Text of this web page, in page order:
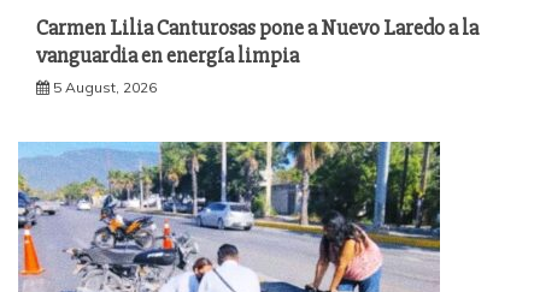
Carmen Lilia Canturosas pone a Nuevo Laredo a la
vanguardia en energía limpia
5 August, 2026